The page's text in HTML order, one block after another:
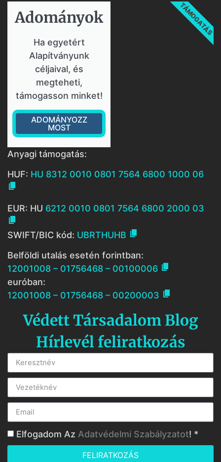
Adományok​
Ha egyetért
Alapítványunk
céljaival, és
megteheti,
támogasson minket!
ADOMÁNYOZZ
MOST
TÁMOGATÁS
Anyagi támogatás:
HUF: HU 8312 0010 0801 7564 6800 1000 06

EUR: HU 6212 0010 0801 7564 6800 2000 03

SWIFT/BIC kód: UBRTHUHB 
Belföldi utalás esetén forintban:
12001008 – 01756468 – 00100006 
euróban:
12001008 – 01756468 – 00200003 
Védett Társadalom Blog
Hírlevél feliratkozás
Elfogadom Az Adatvédelmi Szabályzatot! *
FELIRATKOZÁS